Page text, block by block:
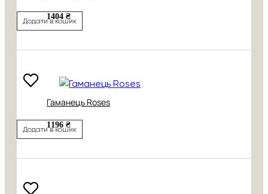
1404 ₴
Додати в кошик
Гаманець Roses
1196 ₴
Додати в кошик